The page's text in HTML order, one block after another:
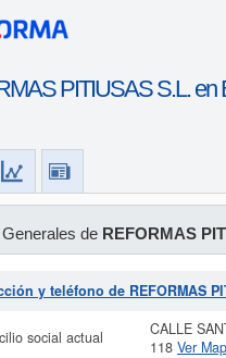
PITIUSAS S.L. en
de REFORMAS
y teléfono de REFORMAS
social actual
CALLE
118 Ver